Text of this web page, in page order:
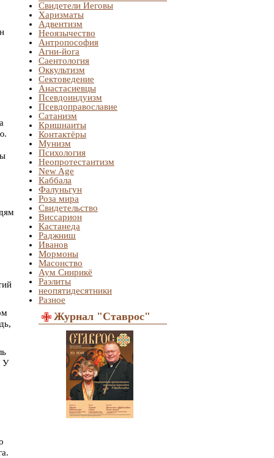
У
Свидетели Иеговы
Харизматы
Адвентизм
Неоязычество
Антропософия
Агни-йога
Саентология
Оккультизм
Сектоведение
Анастасиевцы
Псевдоиндуизм
Псевдоправославие
Сатанизм
Кришнаиты
Контактёры
Мунизм
Психология
Неопротестантизм
New Age
Каббала
Фалуньгун
Роза мира
Свидетельство
Виссарион
Кастанеда
Раджниш
Иванов
Мормоны
Масонство
Аум Синрикё
Раэлиты
неопятидесятники
Разное
Журнал "Ставрос"